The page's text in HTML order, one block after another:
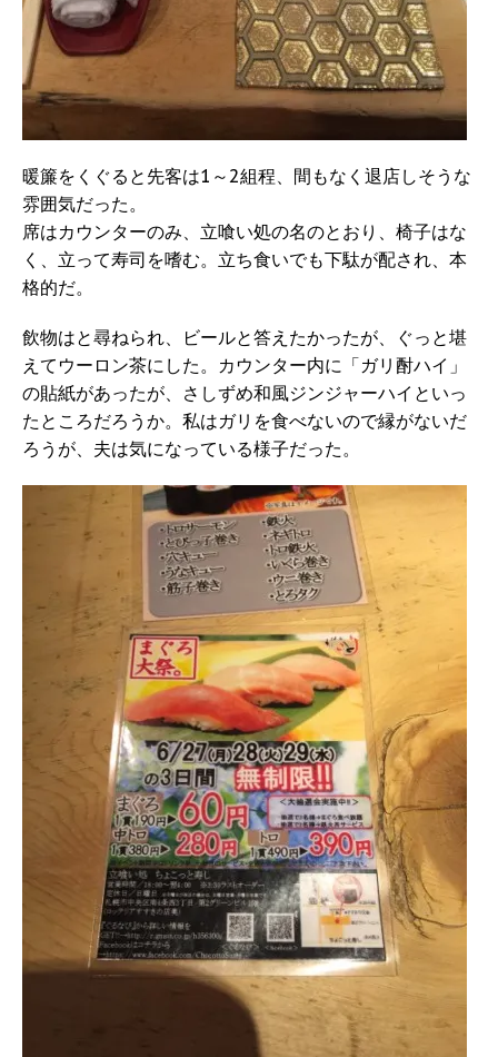
暖簾をくぐると先客は1～2組程、間もなく退店しそうな
雰囲気だった。
席はカウンターのみ、立喰い処の名のとおり、椅子はな
く、立って寿司を嗜む。立ち食いでも下駄が配され、本
格的だ。
飲物はと尋ねられ、ビールと答えたかったが、ぐっと堪
えてウーロン茶にした。カウンター内に「ガリ酎ハイ」
の貼紙があったが、さしずめ和風ジンジャーハイといっ
たところだろうか。私はガリを食べないので縁がないだ
ろうが、夫は気になっている様子だった。